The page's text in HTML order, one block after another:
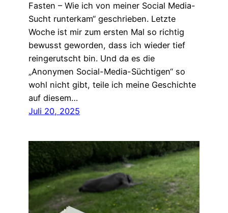
Fasten – Wie ich von meiner Social Media-
Sucht runterkam“ geschrieben. Letzte
Woche ist mir zum ersten Mal so richtig
bewusst geworden, dass ich wieder tief
reingerutscht bin. Und da es die
„Anonymen Social-Media-Süchtigen“ so
wohl nicht gibt, teile ich meine Geschichte
auf diesem…
Juli 20, 2025